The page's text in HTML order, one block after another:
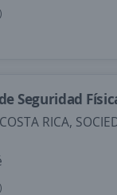
Seguridad
RICA,